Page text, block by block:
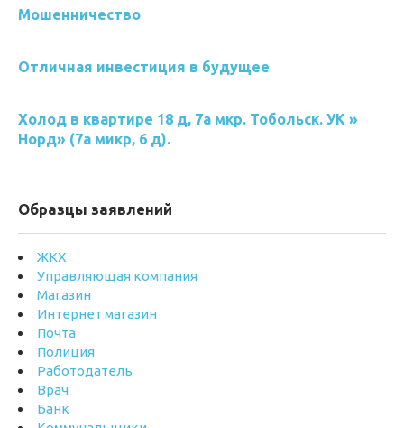
Мошенничество
Отличная инвестиция в будущее
Холод в квартире 18 д, 7а мкр. Тобольск. УК »
Норд» (7а микр, 6 д).
Образцы заявлений
ЖКХ
Управляющая компания
Магазин
Интернет магазин
Почта
Полиция
Работодатель
Врач
Банк